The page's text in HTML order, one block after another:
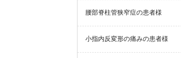
よろしくお願い申し上げます。
query_builder2026年6月16日
腰部脊柱管狭窄症の患者様
小指内反変形の痛みの患者様